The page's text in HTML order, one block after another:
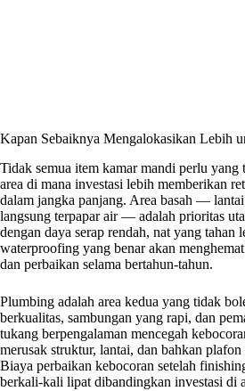
Kapan Sebaiknya Mengalokasikan Lebih
Tidak semua item kamar mandi perlu yang
area di mana investasi lebih memberikan
dalam jangka panjang. Area basah —
langsung terpapar air — adalah prioritas
dengan daya serap rendah, nat yang tahan
waterproofing yang benar akan
dan perbaikan selama bertahun-tahun.
Plumbing adalah area kedua yang tidak
berkualitas, sambungan yang rapi, dan
tukang berpengalaman mencegah
merusak struktur, lantai, dan bahkan
Biaya perbaikan kebocoran setelah
berkali-kali lipat dibandingkan investasi di